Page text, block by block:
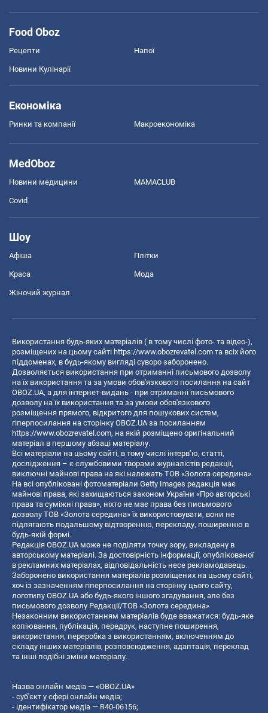
Food Oboz
Рецепти Напої
Новини Кулінарії
Економіка
Ринки та компанії Макроекономіка
MedOboz
Новини медицини MAMACLUB
Covid
Шоу
Афіша Плітки
Краса Мода
Жіночий журнал
Використання будь-яких матеріалів ( в тому числі фото- та відео-),
розміщених на цьому сайті https://www.obozrevatel.com та всіх його
піддоменах, в будь-якому вигляді суворо заборонено.
Дозволяється використання при отриманні письмового дозволу
на їх використання та за умови обов'язкового посилання на сайт
OBOZ.UA, а для інтернет-видань - при отриманні письмового
дозволу на їх використання та за умови обов'язкового
розміщення прямого, відкритого для пошукових систем,
гіперпосилання на сторінку OBOZ.UA за посиланням
https://www.obozrevatel.com, на якій розміщено оригінальний
матеріал в першому абзаці матеріалу.
Всі матеріали на цьому сайті, в тому числі інтерв’ю, статті,
дослідження – є службовими творами журналістів редакції,
виключні майнові права на які належать ТОВ «Золота середина».
На всі опубліковані фотоматеріали Getty Images редакція має
майнові права, які захищаються законом України «Про авторські
права та суміжні права», ніхто не має права без письмового
дозволу ТОВ «Золота середина» їх використовувати, вони не
підлягають подальшому відтворенню, перекладу, поширенню в
будь-якій формі.
Редакція OBOZ.UA може не поділяти точку зору, викладену в
авторському матеріалі. За достовірність інформації, опублікованої
в рекламних матеріалах, відповідальність несе рекламодавець.
Заборонено використання матеріалів розміщених на цьому сайті,
хоч із зазначенням гіперпосилання на сторінку цього сайту,
логотипу OBOZ.UA або будь-якого іншого згадування, але без
письмового дозволу Редакції/ТОВ «Золота середина»
Незаконним використанням матеріалів буде вважатися: будь-яке
копiювання, публiкацiя, передрук, наступне поширення,
використання, переробка з використанням, включенням до
складу інших матеріалів, розповсюдження, адаптація, переклад
та інші подібні зміни матеріалу.
Назва онлайн медіа — «OBOZ.UA»
- суб'єкт у сфері онлайн медіа;
- ідентифікатор медіа — R40-06156;